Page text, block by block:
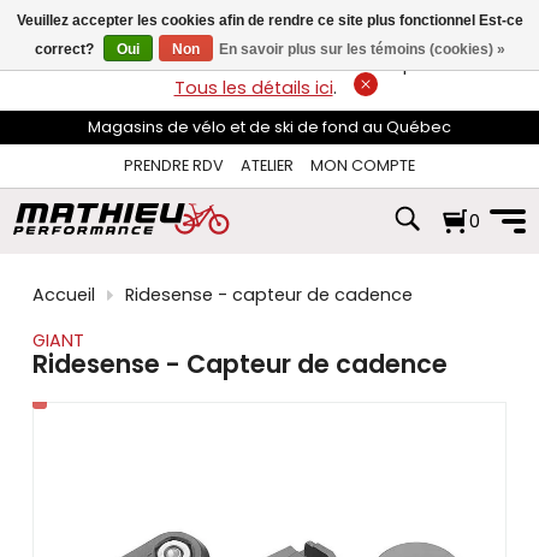
flèches
haut
et
pour
sélectionner
disponible.
Appuyez
pour
au
résultat
de
LIVRAISON GRATUITEsur les commandes de plus de 74$*.
Tous les détails ici.
Magasins de vélo et de ski de fond au Québec
PRENDRE RDV
ATELIER MON COMPTE
0
Accueil
Ridesense - capteur de cadence
GIANT
Ridesense - Capteur de cadence
Veuillez accepter les cookies afin de rendre ce site plus fonctionnel Est-ce
correct?
Oui Non En savoir plus sur les témoins (cookies) »